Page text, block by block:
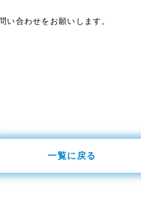
い合わせをお願いします。
一覧に戻る